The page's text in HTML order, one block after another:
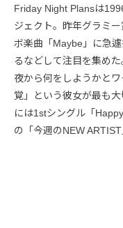
Friday Night Plansは
ジェクト。昨年グラミ
ボ楽曲「Maybe」に急
るなどして注目を集め
夜から何をしようかと
覚」という彼女が最も
には1stシングル「
の「今週のNEW